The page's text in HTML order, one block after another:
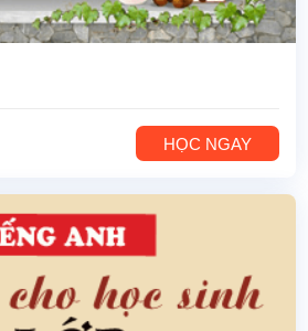
HỌC NGAY